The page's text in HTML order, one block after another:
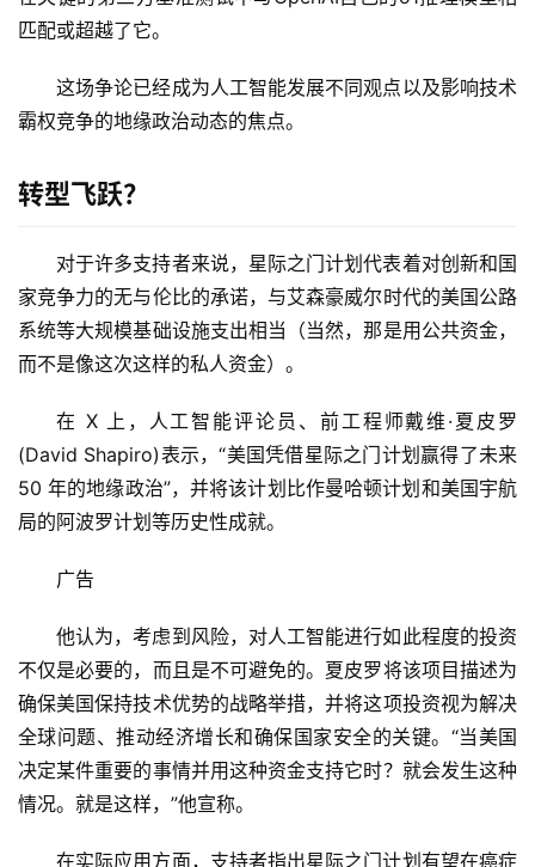
匹配或超越了它。
这场争论已经成为人工智能发展不同观点以及影响技术
霸权竞争的地缘政治动态的焦点。
转型飞跃？
对于许多支持者来说，星际之门计划代表着对创新和国
家竞争力的无与伦比的承诺，与艾森豪威尔时代的美国公路
系统等大规模基础设施支出相当（当然，那是用公共资金，
而不是像这次这样的私人资金）。
在 X 上，人工智能评论员、前工程师戴维·夏皮罗
(David Shapiro)表示，“美国凭借星际之门计划赢得了未来
50 年的地缘政治”，并将该计划比作曼哈顿计划和美国宇航
局的阿波罗计划等历史性成就。
广告
他认为，考虑到风险，对人工智能进行如此程度的投资
不仅是必要的，而且是不可避免的。夏皮罗将该项目描述为
确保美国保持技术优势的战略举措，并将这项投资视为解决
全球问题、推动经济增长和确保国家安全的关键。“当美国
决定某件重要的事情并用这种资金支持它时？就会发生这种
情况。就是这样，”他宣称。
在实际应用方面，支持者指出星际之门计划有望在癌症